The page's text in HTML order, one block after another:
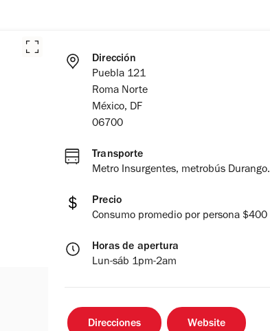
Dirección
Puebla 121
Roma Norte
México, DF
06700
Transporte
Metro Insurgentes, metrobús Durango.
Precio
Consumo promedio por persona $400
Horas de apertura
Lun-sáb 1pm-2am
Direcciones Website